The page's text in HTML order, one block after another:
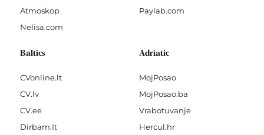
Atmoskop
Nelisa.com
Paylab.com
Baltics
CVonline.lt
CV.lv
CV.ee
Dirbam.It
Adriatic
MojPosao
MojPosao.ba
Vrabotuvanje
Hercul.hr